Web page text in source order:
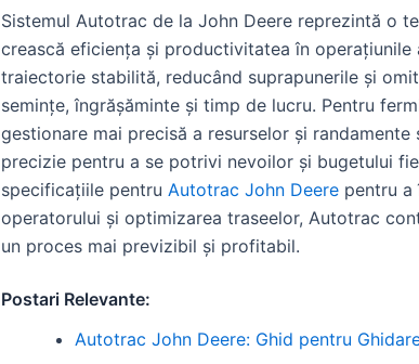
Sistemul Autotrac de la John Deere reprezintă o
crească eficiența și productivitatea în
traiectorie stabilită, reducând suprapunerile și
semințe, îngrășăminte și timp de lucru. Pentru
gestionare mai precisă a resurselor și
precizie pentru a se potrivi nevoilor și bugetului
specificațiile pentru Autotrac John Deere pentru a
operatorului și optimizarea traseelor, Autotrac
un proces mai previzibil și profitabil.
Postari Relevante:
Autotrac John Deere: Ghid pentru